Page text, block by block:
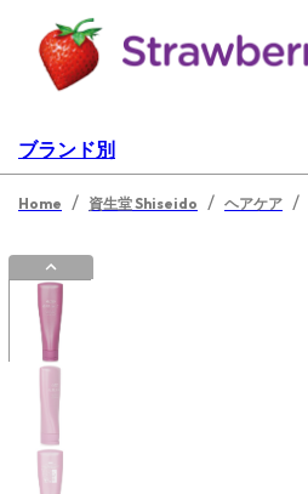
ブランド別
Home / 資生堂 Shiseido / ヘアケア /